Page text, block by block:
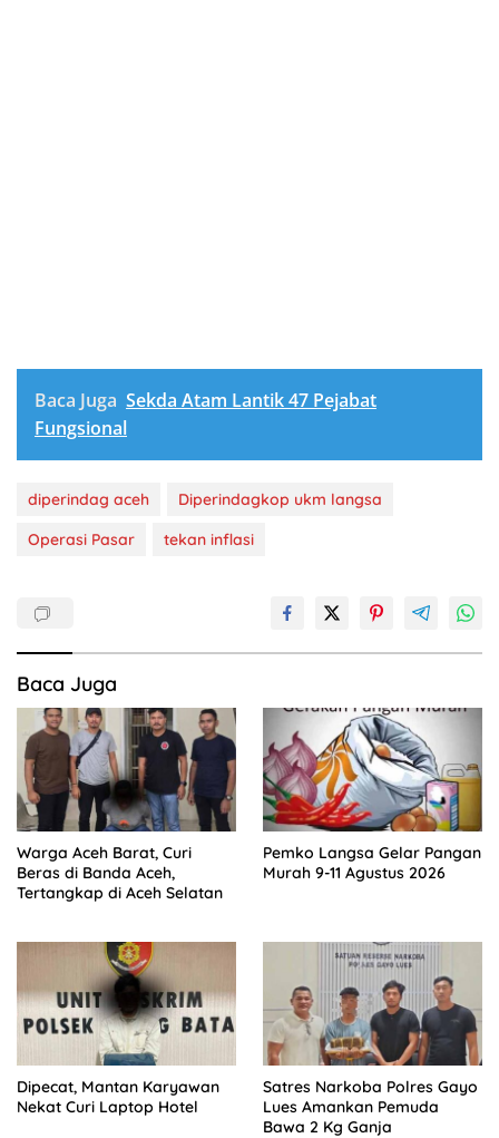
Baca Juga Sekda Atam Lantik 47 Pejabat
Fungsional
diperindag aceh
Diperindagkop ukm langsa
Operasi Pasar
tekan inflasi
Baca Juga
Warga Aceh Barat, Curi
Beras di Banda Aceh,
Tertangkap di Aceh Selatan
Pemko Langsa Gelar Pangan
Murah 9-11 Agustus 2026
Dipecat, Mantan Karyawan
Nekat Curi Laptop Hotel
Satres Narkoba Polres Gayo
Lues Amankan Pemuda
Bawa 2 Kg Ganja